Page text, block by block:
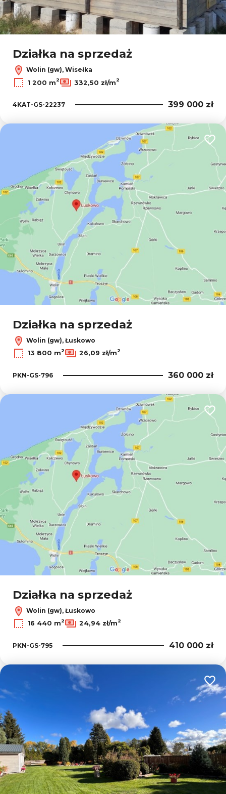
Działka na sprzedaż
Wolin (gw), Wisełka
1 200 m2 332,50 zł/m2
4KAT-GS-22237 399 000 zł
Działka na sprzedaż
Wolin (gw), Łuskowo
13 800 m2 26,09 zł/m2
PKN-GS-796 360 000 zł
Działka na sprzedaż
Wolin (gw), Łuskowo
16 440 m2 24,94 zł/m2
PKN-GS-795 410 000 zł